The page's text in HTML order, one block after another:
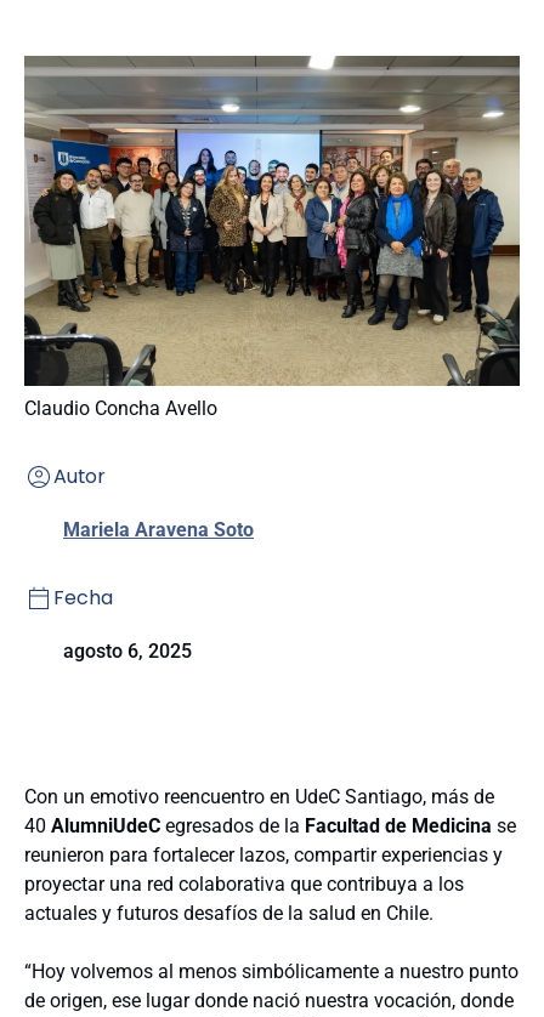
Claudio Concha Avello
Autor
Mariela Aravena Soto
Fecha
agosto 6, 2025
Con un emotivo reencuentro en UdeC Santiago, más de
40 AlumniUdeC egresados de la Facultad de Medicina se
reunieron para fortalecer lazos, compartir experiencias y
proyectar una red colaborativa que contribuya a los
actuales y futuros desafíos de la salud en Chile.
“Hoy volvemos al menos simbólicamente a nuestro punto
de origen, ese lugar donde nació nuestra vocación, donde